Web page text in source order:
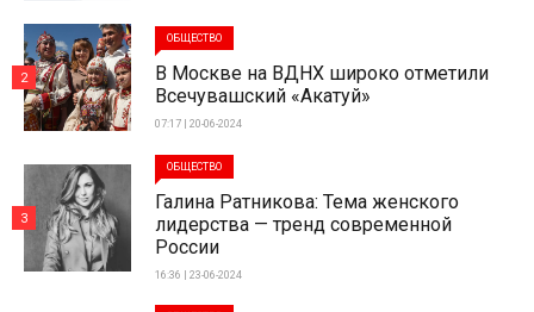
ОБЩЕСТВО
В Москве на ВДНХ широко отметили
Всечувашский «Акатуй»
07:17 | 20-06-2024
2
ОБЩЕСТВО
Галина Ратникова: Тема женского
лидерства — тренд современной
России
16:36 | 23-06-2024
3